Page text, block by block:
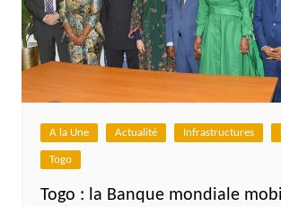
A la Une Actualité Infrastructures
Togo
Togo : la Banque mondiale